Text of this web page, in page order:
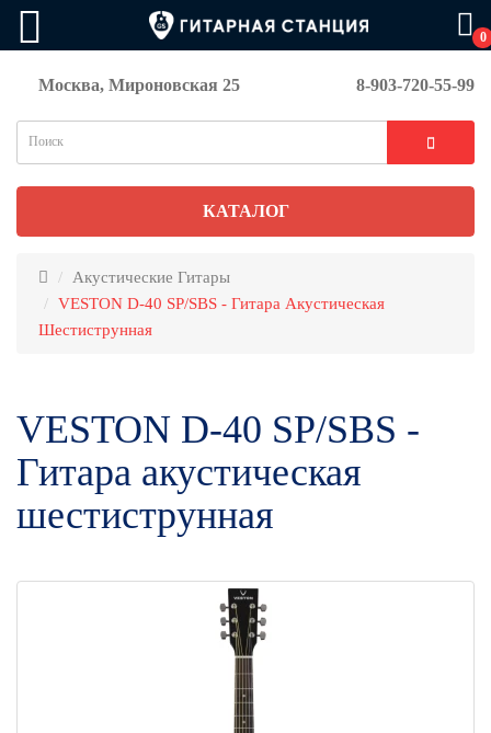
0
Москва, Мироновская 25 8-903-720-55-99
КАТАЛОГ
Акустические Гитары
VESTON D-40 SP/SBS - Гитара Акустическая
Шестиструнная
VESTON D-40 SP/SBS -
Гитара акустическая
шестиструнная